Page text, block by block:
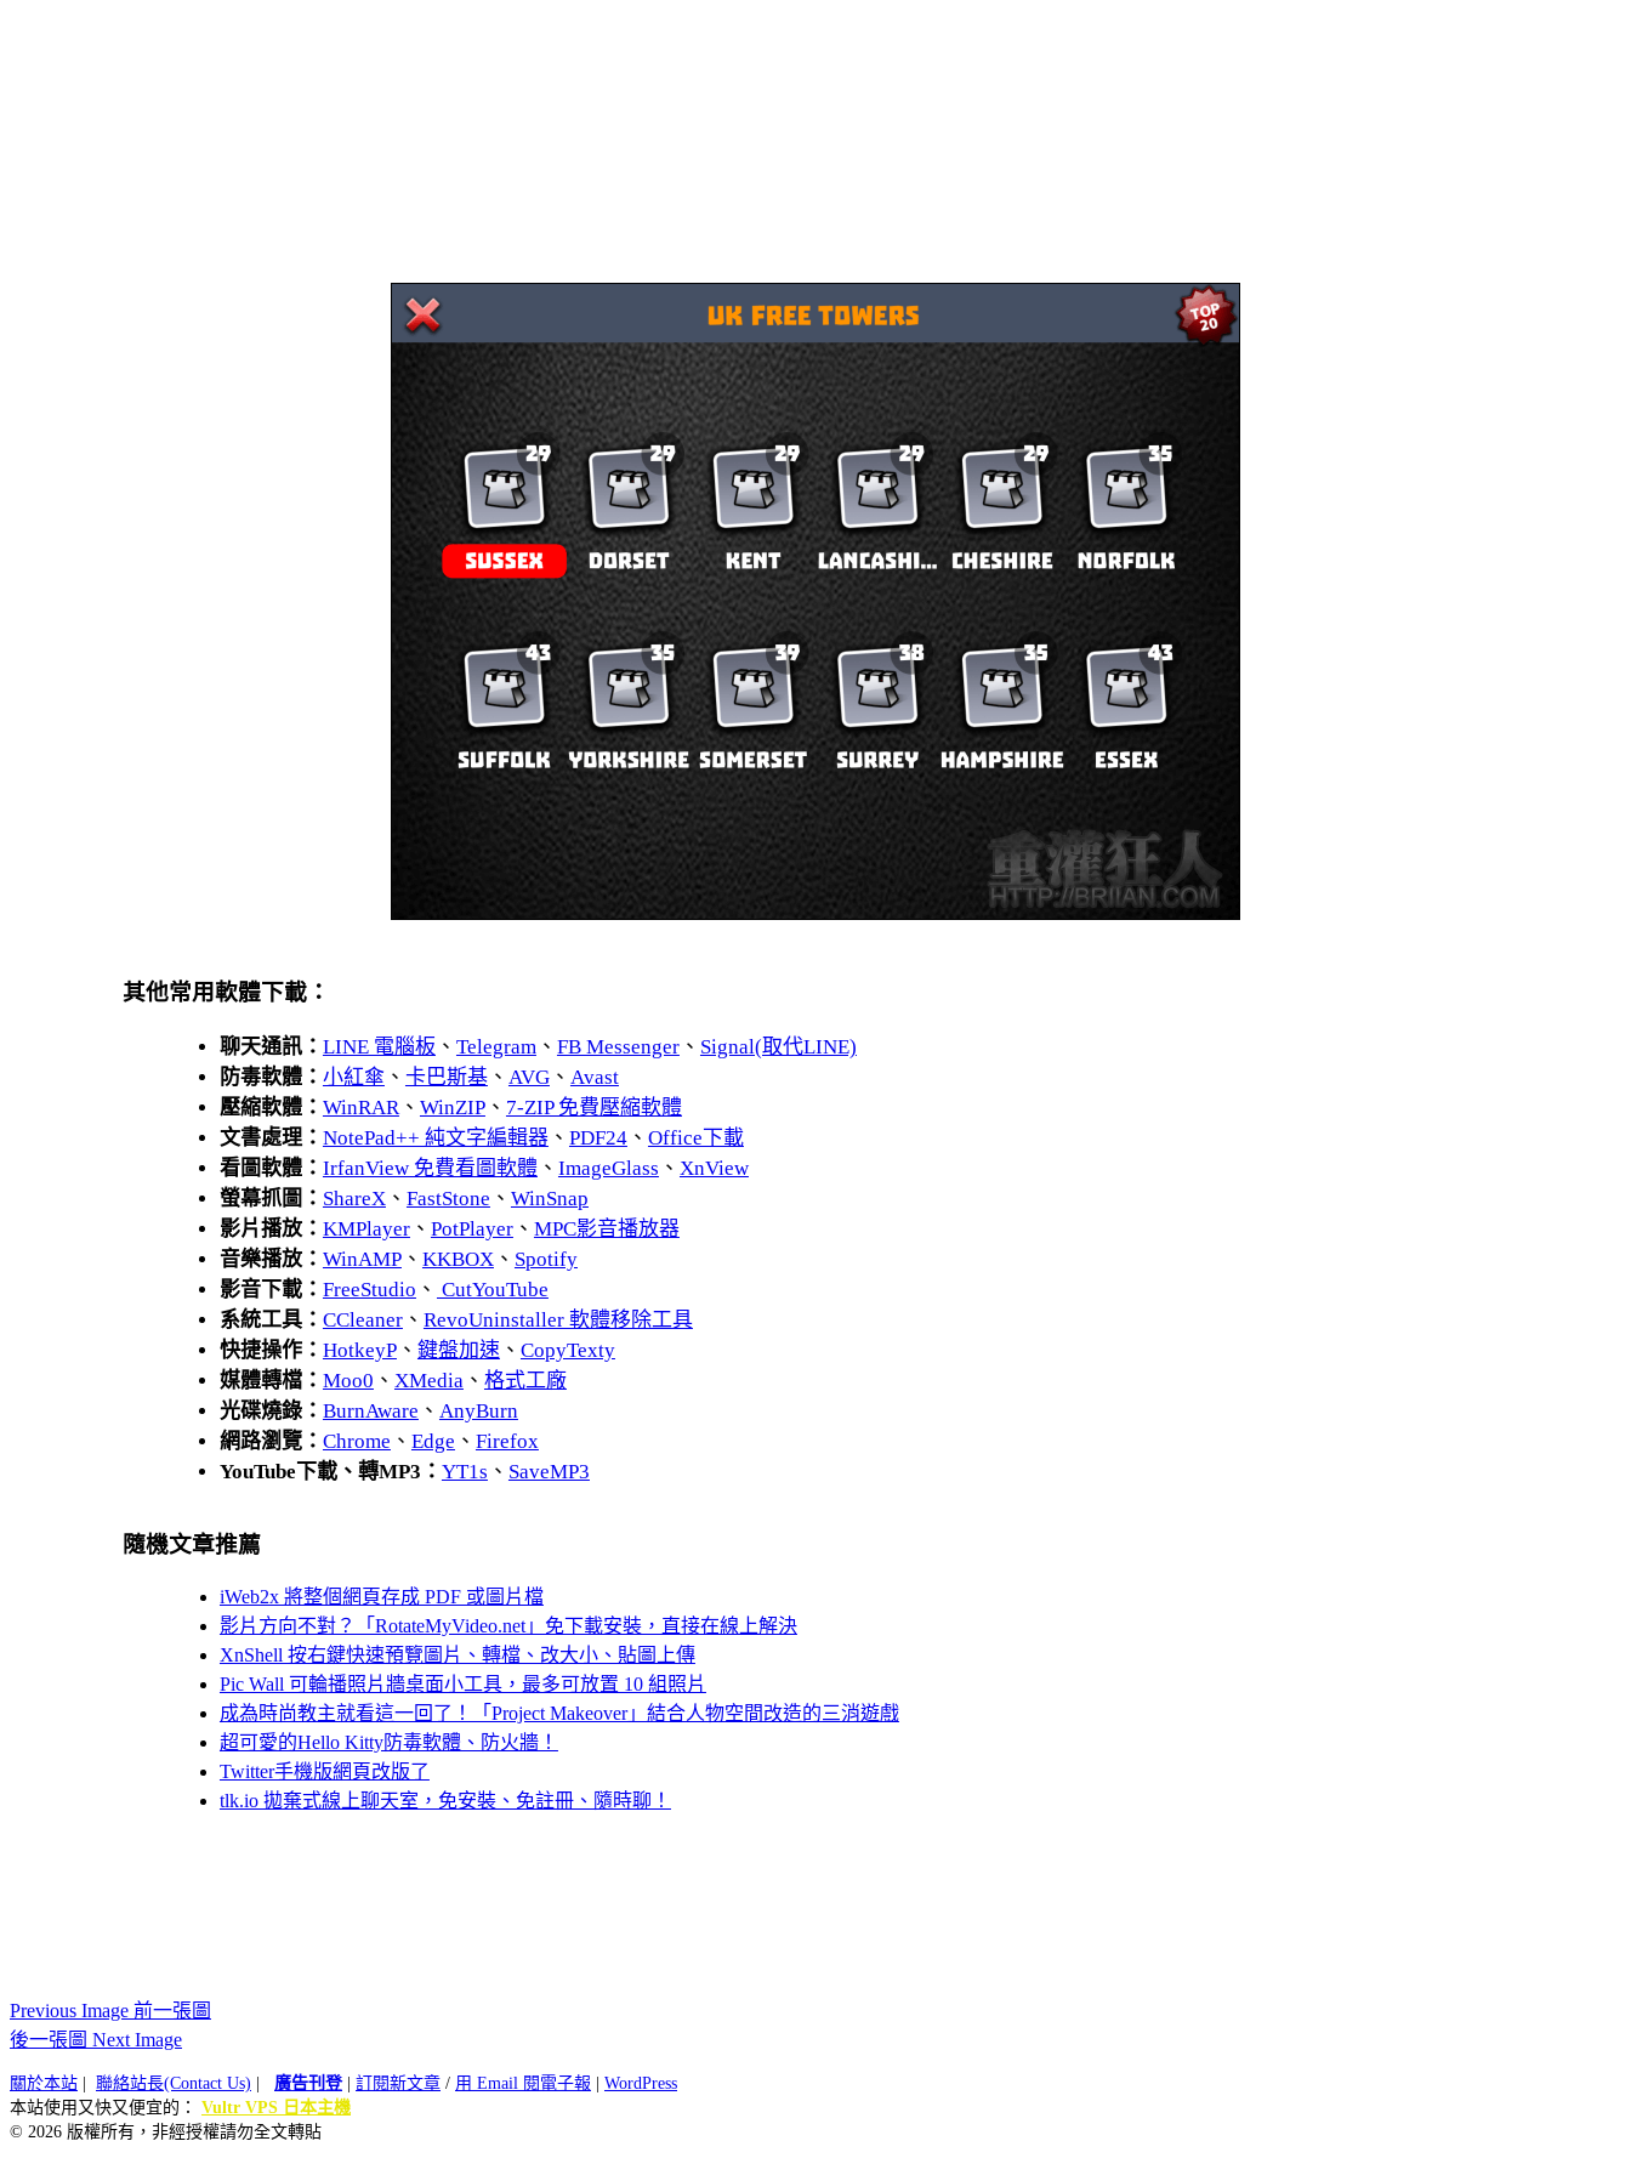
其他常用軟體下載：
聊天通訊： LINE 電腦板 、 Telegram、 FB Messenger、 Signal(取代LINE)
防毒軟體： 小紅傘 、 卡巴斯基、 AVG、 Avast
壓縮軟體： WinRAR、 WinZIP、 7-ZIP 免費壓縮軟體
文書處理： NotePad++ 純文字編輯器、 PDF24、 Office下載
看圖軟體： IrfanView 免費看圖軟體、 ImageGlass 、 XnView
螢幕抓圖： ShareX、 FastStone 、 WinSnap
影片播放： KMPlayer、 PotPlayer、 MPC影音播放器
音樂播放： WinAMP、 KKBOX、 Spotify
影音下載： FreeStudio 、 CutYouTube
系統工具： CCleaner、 RevoUninstaller 軟體移除工具
快捷操作： HotkeyP、 鍵盤加速、 CopyTexty
媒體轉檔： Moo0 、 XMedia、 格式工廠
光碟燒錄： BurnAware 、 AnyBurn
網路瀏覽： Chrome 、 Edge 、 Firefox
YouTube下載、轉MP3： YT1s 、 SaveMP3
隨機文章推薦
iWeb2x 將整個網頁存成 PDF 或圖片檔
影片方向不對？「RotateMyVideo.net」免下載安裝，直接在線上解決
XnShell 按右鍵快速預覽圖片、轉檔、改大小、貼圖上傳
Pic Wall 可輪播照片牆桌面小工具，最多可放置 10 組照片
成為時尚教主就看這一回了！「Project Makeover」結合人物空間改造的三消遊戲
超可愛的Hello Kitty防毒軟體、防火牆！
Twitter手機版網頁改版了
tlk.io 拋棄式線上聊天室，免安裝、免註冊、隨時聊！
Previous Image 前一張圖
後一張圖 Next Image
關於本站 聯絡站長(Contact Us) 廣告刊登| 訂閱新文章 / 用 Email 閱電子報
WordPress
本站使用又快又便宜的： Vultr VPS 日本主機
© 2026 版權所有，非經授權請勿全文轉貼